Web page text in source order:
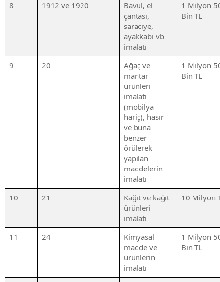
8 1912 ve 1920
Bavul, el
çantası,
saraciye,
ayakkabı vb
imalatı
1 Milyon
Bin TL
9 20
Ağaç ve
mantar
ürünleri
imalatı
(mobilya
hariç), hasır
ve buna
benzer
örülerek
yapılan
maddelerin
imalatı
1 Milyon
Bin TL
10 21
Kağıt ve kağıt
ürünleri
imalatı
10 Milyon
11 24
Kimyasal
madde ve
ürünlerin
imalatı
1 Milyon
Bin TL